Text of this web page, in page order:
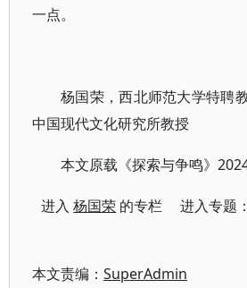
一点。
杨国荣，西北师范大学特聘
中国现代文化研究所教授
本文原载《探索与争鸣》
进入杨国荣 的专栏 进入专题
本文责编： SuperAdmin